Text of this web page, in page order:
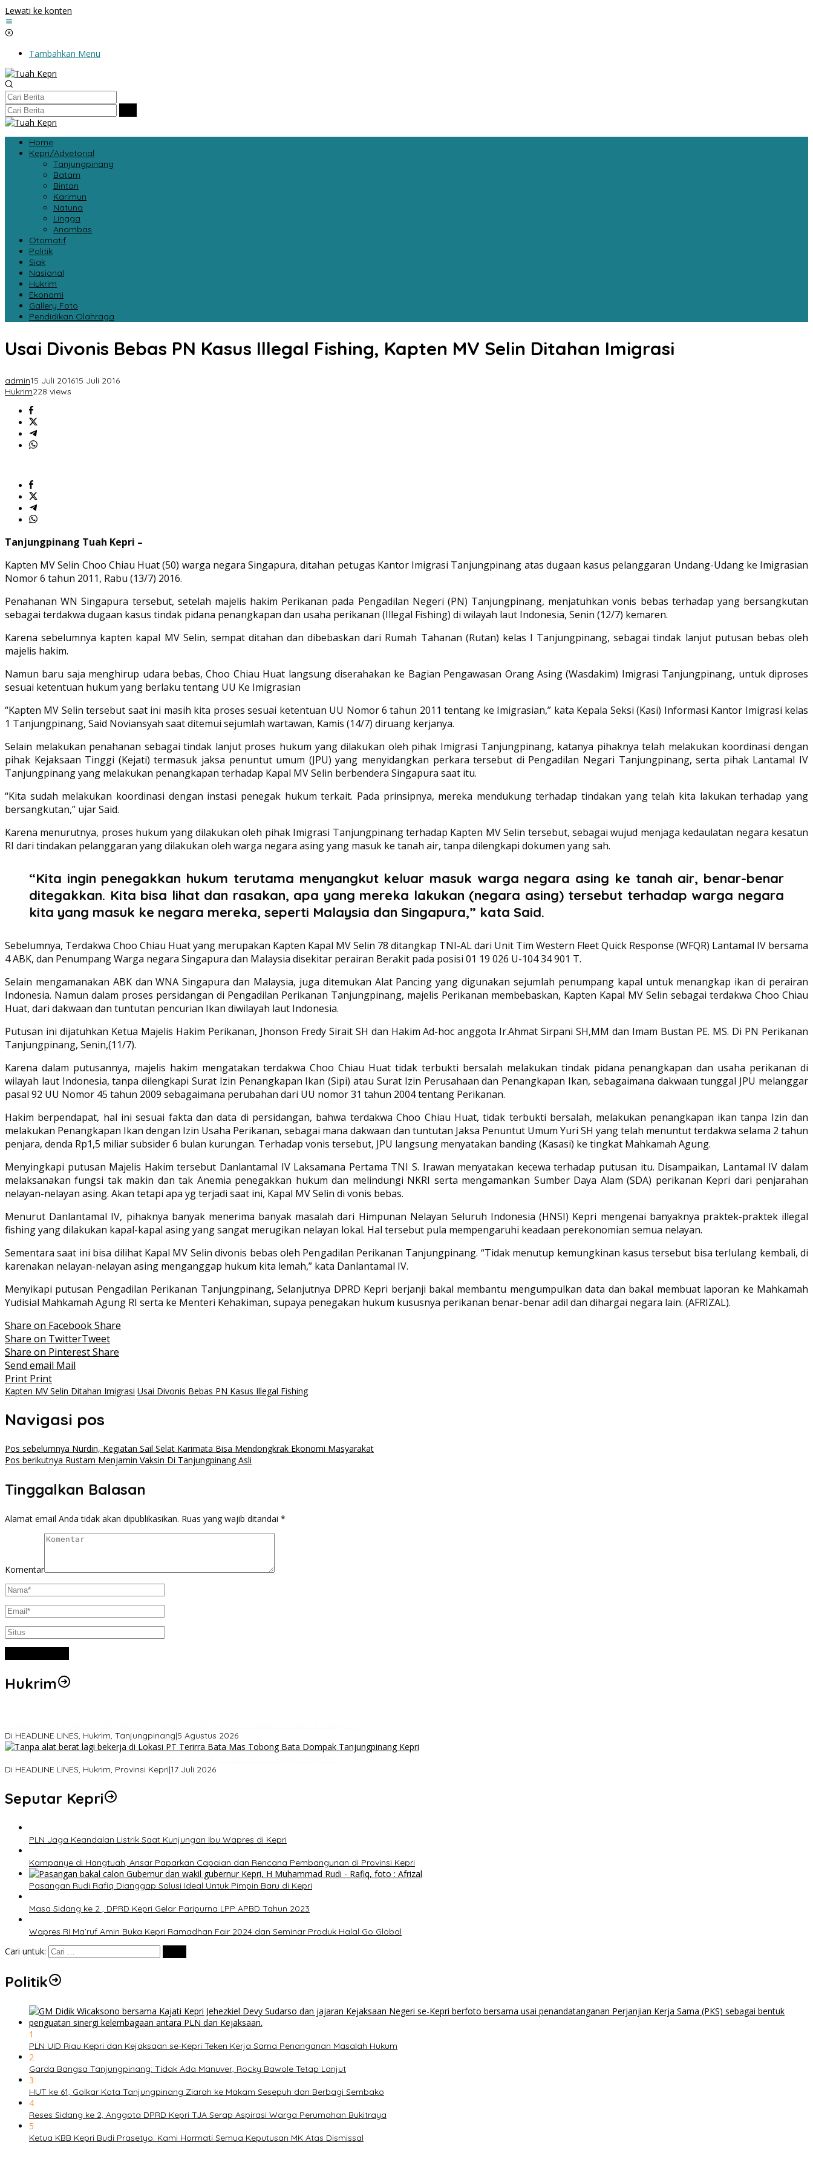
Lewati ke konten
Tambahkan Menu
Home
Kepri/Advetorial
Tanjungpinang
Batam
Bintan
Karimun
Natuna
Lingga
Anambas
Otomatif
Politik
Siak
Nasional
Hukrim
Ekonomi
Gallery Foto
Pendidikan Olahraga
Usai Divonis Bebas PN Kasus Illegal Fishing, Kapten MV Selin Ditahan Imigrasi
admin15 Juli 201615 Juli 2016
Hukrim228 views
Tanjungpinang Tuah Kepri –
Kapten MV Selin Choo Chiau Huat (50) warga negara Singapura, ditahan petugas Kantor Imigrasi Tanjungpinang atas dugaan kasus pelanggaran Undang-Udang ke Imigrasian
Nomor 6 tahun 2011, Rabu (13/7) 2016.
Penahanan WN Singapura tersebut, setelah majelis hakim Perikanan pada Pengadilan Negeri (PN) Tanjungpinang, menjatuhkan vonis bebas terhadap yang bersangkutan
sebagai terdakwa dugaan kasus tindak pidana penangkapan dan usaha perikanan (Illegal Fishing) di wilayah laut Indonesia, Senin (12/7) kemaren.
Karena sebelumnya kapten kapal MV Selin, sempat ditahan dan dibebaskan dari Rumah Tahanan (Rutan) kelas I Tanjungpinang, sebagai tindak lanjut putusan bebas oleh
majelis hakim.
Namun baru saja menghirup udara bebas, Choo Chiau Huat langsung diserahakan ke Bagian Pengawasan Orang Asing (Wasdakim) Imigrasi Tanjungpinang, untuk diproses
sesuai ketentuan hukum yang berlaku tentang UU Ke Imigrasian
“Kapten MV Selin tersebut saat ini masih kita proses sesuai ketentuan UU Nomor 6 tahun 2011 tentang ke Imigrasian,” kata Kepala Seksi (Kasi) Informasi Kantor Imigrasi kelas
1 Tanjungpinang, Said Noviansyah saat ditemui sejumlah wartawan, Kamis (14/7) diruang kerjanya.
Selain melakukan penahanan sebagai tindak lanjut proses hukum yang dilakukan oleh pihak Imigrasi Tanjungpinang, katanya pihaknya telah melakukan koordinasi dengan
pihak Kejaksaan Tinggi (Kejati) termasuk jaksa penuntut umum (JPU) yang menyidangkan perkara tersebut di Pengadilan Negari Tanjungpinang, serta pihak Lantamal IV
Tanjungpinang yang melakukan penangkapan terhadap Kapal MV Selin berbendera Singapura saat itu.
“Kita sudah melakukan koordinasi dengan instasi penegak hukum terkait. Pada prinsipnya, mereka mendukung terhadap tindakan yang telah kita lakukan terhadap yang
bersangkutan,” ujar Said.
Karena menurutnya, proses hukum yang dilakukan oleh pihak Imigrasi Tanjungpinang terhadap Kapten MV Selin tersebut, sebagai wujud menjaga kedaulatan negara kesatun
RI dari tindakan pelanggaran yang dilakukan oleh warga negara asing yang masuk ke tanah air, tanpa dilengkapi dokumen yang sah.
“Kita ingin penegakkan hukum terutama menyangkut keluar masuk warga negara asing ke tanah air, benar-benar
ditegakkan. Kita bisa lihat dan rasakan, apa yang mereka lakukan (negara asing) tersebut terhadap warga negara
kita yang masuk ke negara mereka, seperti Malaysia dan Singapura,” kata Said.
Sebelumnya, Terdakwa Choo Chiau Huat yang merupakan Kapten Kapal MV Selin 78 ditangkap TNI-AL dari Unit Tim Western Fleet Quick Response (WFQR) Lantamal IV bersama
4 ABK, dan Penumpang Warga negara Singapura dan Malaysia disekitar perairan Berakit pada posisi 01 19 026 U-104 34 901 T.
Selain mengamanakan ABK dan WNA Singapura dan Malaysia, juga ditemukan Alat Pancing yang digunakan sejumlah penumpang kapal untuk menangkap ikan di perairan
Indonesia. Namun dalam proses persidangan di Pengadilan Perikanan Tanjungpinang, majelis Perikanan membebaskan, Kapten Kapal MV Selin sebagai terdakwa Choo Chiau
Huat, dari dakwaan dan tuntutan pencurian Ikan diwilayah laut Indonesia.
Putusan ini dijatuhkan Ketua Majelis Hakim Perikanan, Jhonson Fredy Sirait SH dan Hakim Ad-hoc anggota Ir.Ahmat Sirpani SH,MM dan Imam Bustan PE. MS. Di PN Perikanan
Tanjungpinang, Senin,(11/7).
Karena dalam putusannya, majelis hakim mengatakan terdakwa Choo Chiau Huat tidak terbukti bersalah melakukan tindak pidana penangkapan dan usaha perikanan di
wilayah laut Indonesia, tanpa dilengkapi Surat Izin Penangkapan Ikan (Sipi) atau Surat Izin Perusahaan dan Penangkapan Ikan, sebagaimana dakwaan tunggal JPU melanggar
pasal 92 UU Nomor 45 tahun 2009 sebagaimana perubahan dari UU nomor 31 tahun 2004 tentang Perikanan.
Hakim berpendapat, hal ini sesuai fakta dan data di persidangan, bahwa terdakwa Choo Chiau Huat, tidak terbukti bersalah, melakukan penangkapan ikan tanpa Izin dan
melakukan Penangkapan Ikan dengan Izin Usaha Perikanan, sebagai mana dakwaan dan tuntutan Jaksa Penuntut Umum Yuri SH yang telah menuntut terdakwa selama 2 tahun
penjara, denda Rp1,5 miliar subsider 6 bulan kurungan. Terhadap vonis tersebut, JPU langsung menyatakan banding (Kasasi) ke tingkat Mahkamah Agung.
Menyingkapi putusan Majelis Hakim tersebut Danlantamal IV Laksamana Pertama TNI S. Irawan menyatakan kecewa terhadap putusan itu. Disampaikan, Lantamal IV dalam
melaksanakan fungsi tak makin dan tak Anemia penegakkan hukum dan melindungi NKRI serta mengamankan Sumber Daya Alam (SDA) perikanan Kepri dari penjarahan
nelayan-nelayan asing. Akan tetapi apa yg terjadi saat ini, Kapal MV Selin di vonis bebas.
Menurut Danlantamal IV, pihaknya banyak menerima banyak masalah dari Himpunan Nelayan Seluruh Indonesia (HNSI) Kepri mengenai banyaknya praktek-praktek illegal
fishing yang dilakukan kapal-kapal asing yang sangat merugikan nelayan lokal. Hal tersebut pula mempengaruhi keadaan perekonomian semua nelayan.
Sementara saat ini bisa dilihat Kapal MV Selin divonis bebas oleh Pengadilan Perikanan Tanjungpinang. “Tidak menutup kemungkinan kasus tersebut bisa terlulang kembali, di
karenakan nelayan-nelayan asing menganggap hukum kita lemah,” kata Danlantamal IV.
Menyikapi putusan Pengadilan Perikanan Tanjungpinang, Selanjutnya DPRD Kepri berjanji bakal membantu mengumpulkan data dan bakal membuat laporan ke Mahkamah
Yudisial Mahkamah Agung RI serta ke Menteri Kehakiman, supaya penegakan hukum kususnya perikanan benar-benar adil dan dihargai negara lain. (AFRIZAL).
Share on FacebookShare
Share on TwitterTweet
Share on PinterestShare
Send email Mail
Print Print
Kapten MV Selin Ditahan Imigrasi Usai Divonis Bebas PN Kasus Illegal Fishing
Navigasi pos
Pos sebelumnya Nurdin, Kegiatan Sail Selat Karimata Bisa Mendongkrak Ekonomi Masyarakat
Pos berikutnya Rustam Menjamin Vaksin Di Tanjungpinang Asli
Tinggalkan Balasan
Alamat email Anda tidak akan dipublikasikan. Ruas yang wajib ditandai *
Komentar
Hukrim
Di HEADLINE LINES, Hukrim, Tanjungpinang|5 Agustus 2026
Di HEADLINE LINES, Hukrim, Provinsi Kepri|17 Juli 2026
Seputar Kepri
PLN Jaga Keandalan Listrik Saat Kunjungan Ibu Wapres di Kepri
Kampanye di Hangtuah, Ansar Paparkan Capaian dan Rencana Pembangunan di Provinsi Kepri
Pasangan Rudi Rafiq Dianggap Solusi Ideal Untuk Pimpin Baru di Kepri
Masa Sidang ke 2 , DPRD Kepri Gelar Paripurna LPP APBD Tahun 2023
Wapres RI Ma’ruf Amin Buka Kepri Ramadhan Fair 2024 dan Seminar Produk Halal Go Global
Cari untuk:
Politik
1
PLN UID Riau Kepri dan Kejaksaan se-Kepri Teken Kerja Sama Penanganan Masalah Hukum
2
Garda Bangsa Tanjungpinang: Tidak Ada Manuver, Rocky Bawole Tetap Lanjut
3
HUT ke 61, Golkar Kota Tanjungpinang Ziarah ke Makam Sesepuh dan Berbagi Sembako
4
Reses Sidang ke 2, Anggota DPRD Kepri TJA Serap Aspirasi Warga Perumahan Bukitraya
5
Ketua KBB Kepri Budi Prasetyo: Kami Hormati Semua Keputusan MK Atas Dismissal